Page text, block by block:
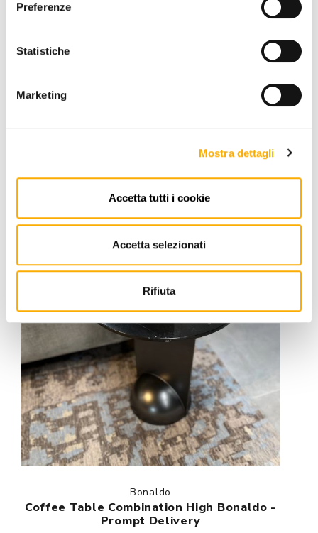
Preferenze
Statistiche
Marketing
Mostra dettagli
Accetta tutti i cookie
Accetta selezionati
Rifiuta
BRAND
YOU MAY ALSO LIKE
Bonaldo
Coffee Table Combination High Bonaldo -
Prompt Delivery